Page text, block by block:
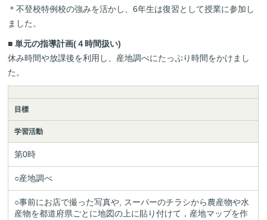
＊不登校特例校の強みを活かし、6年生は復習として授業に参加し
ました。
■ 単元の指導計画(４時間扱い)
休み時間や放課後を利用し、産地調べにたっぷり時間をかけまし
た。
目標
学習活動
第0時
○産地調べ
○事前にお店で撮った写真や, スーパーのチラシから農産物や水
産物を都道府県ごとに地図の上に貼り付けて，産地マップを作